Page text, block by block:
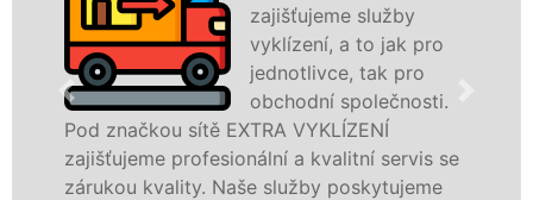
zajišťujeme služby
vyklízení, a to jak pro
jednotlivce, tak pro
obchodní společnosti.
značkou sítě EXTRA VYKLÍZENÍ
profesionální a kvalitní servis se
kvality. Naše služby poskytujeme